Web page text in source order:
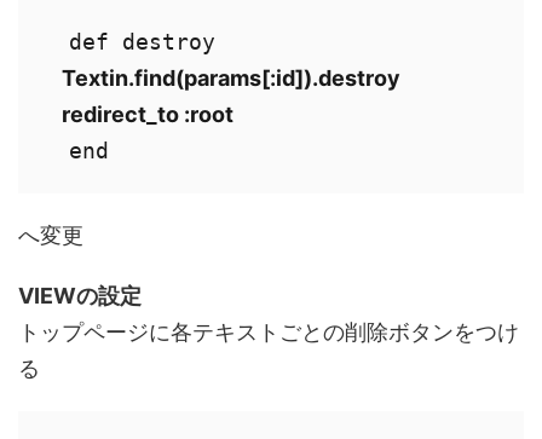
    Textin.find(params[:id]).destroy
    redirect_to :root
  end
へ変更
VIEWの設定
トップページに各テキストごとの削除ボタンをつけ
る